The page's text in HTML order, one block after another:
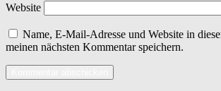
Website
Name, E-Mail-Adresse und Website in
meinen nächsten Kommentar speichern.